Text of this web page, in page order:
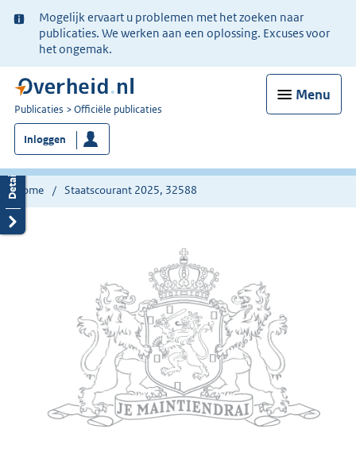
Ter
informatie:
Mogelijk ervaart u problemen met het zoeken naar
publicaties. We werken aan een oplossing. Excuses voor
het ongemak.
Menu
U
bent
nu
hier:
Publicaties Officiële publicaties
Inloggen
Home Staatscourant 2025, 32588